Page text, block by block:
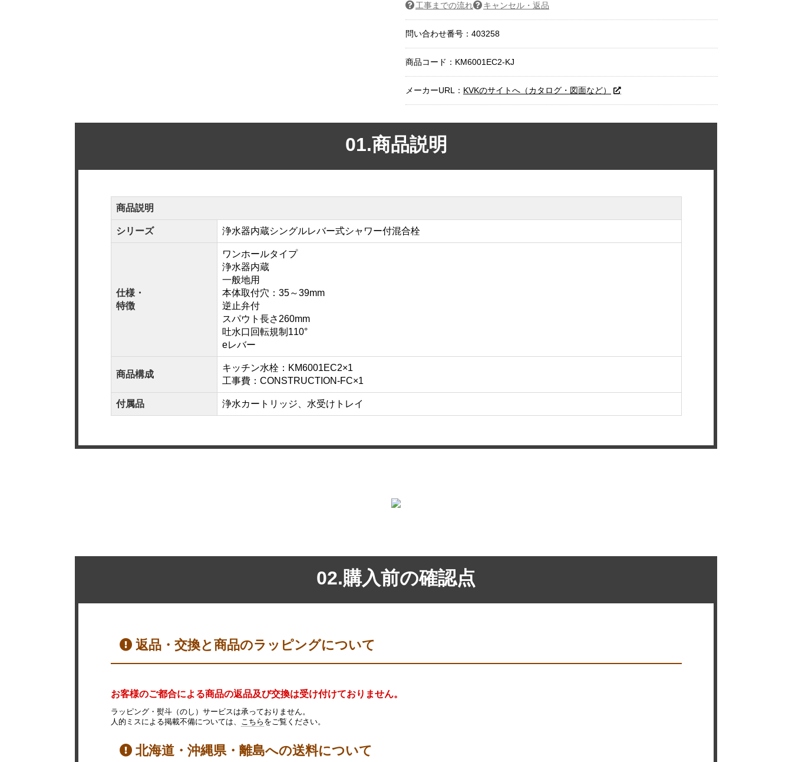
工事までの流れ キャンセル・返品
問い合わせ番号：403258
商品コード： KM6001EC2-KJ
メーカーURL： KVKのサイトへ（カタログ・図面など）
01.商品説明
商品説明
シリーズ 浄水器内蔵シングルレバー式シャワー付混合栓
仕様・
特徴
ワンホールタイプ
浄水器内蔵
一般地用
本体取付穴：35～39mm
逆止弁付
スパウト長さ260mm
吐水口回転規制110°
eレバー
商品構成
キッチン水栓：KM6001EC2×1
工事費：CONSTRUCTION-FC×1
付属品 浄水カートリッジ、水受けトレイ
02.購入前の確認点
返品・交換と商品のラッピングについて
お客様のご都合による商品の返品及び交換は受け付けておりません。
ラッピング・熨斗（のし）サービスは承っておりません。
人的ミスによる掲載不備については、 こちら をご覧ください。
北海道・沖縄県・離島への送料について